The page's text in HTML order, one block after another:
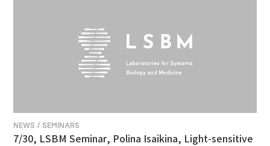
NEWS / SEMINARS
7/30, LSBM Seminar, Polina Isaikina, Light-sensitive